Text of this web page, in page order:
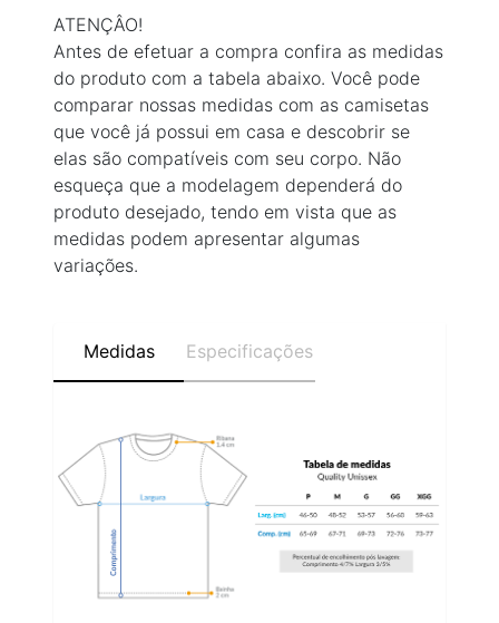
ATENÇÂO!
Antes de efetuar a compra confira as medidas
do produto com a tabela abaixo. Você pode
comparar nossas medidas com as camisetas
que você já possui em casa e descobrir se
elas são compatíveis com seu corpo. Não
esqueça que a modelagem dependerá do
produto desejado, tendo em vista que as
medidas podem apresentar algumas
variações.
Medidas Especificações